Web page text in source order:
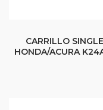
CARRILLO
HONDA/ACURA